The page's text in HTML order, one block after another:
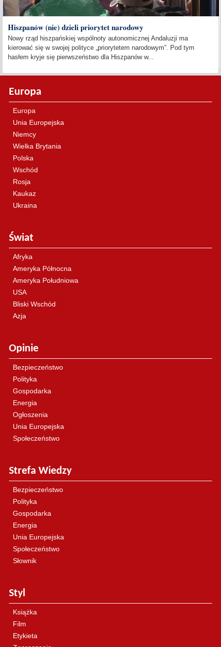
Hiszpanów (nie) dzieli priorytet narodowy
Nowy rząd hiszpańskiej wspólnoty autonomicznej Andaluzji ma
kierować się w swojej polityce „priorytetem narodowym”. Pod tym
hasłem kryje się pierwszeństwo dla Hiszpanów w...
Europa
Europa
Unia Europejska
Niemcy
Wielka Brytania
Polska
Wschód
Rosja
Kaukaz
Ukraina
Świat
Afryka
Ameryka Północna
Ameryka Południowa
USA
Bliski Wschód
Azja
Opinie
Bezpieczeństwo
Polityka
Gospodarka
Energia
Ogłoszenia
Unia Europejska
Społeczeństwo
Strefa Wiedzy
Bezpieczeństwo
Polityka
Gospodarka
Energia
Unia Europejska
Społeczeństwo
Słownik
Styl
Książka
Film
Etykieta